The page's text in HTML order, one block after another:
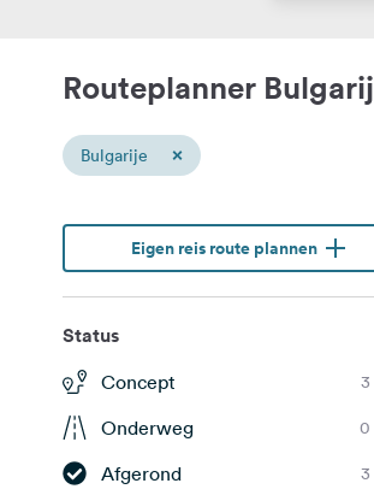
Routeplanner
Bulgarije ×
Eigen reis route plannen
Status
Concept 3
Onderweg 0
Afgerond 3